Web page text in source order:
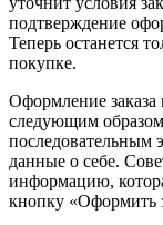
подтверждение
Теперь останется
покупке.
Оформление
следующим
последовательным
данные о себе.
информацию,
кнопку «Оформить